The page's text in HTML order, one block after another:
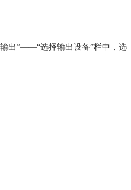
出”——“选择输出设备”栏中，选